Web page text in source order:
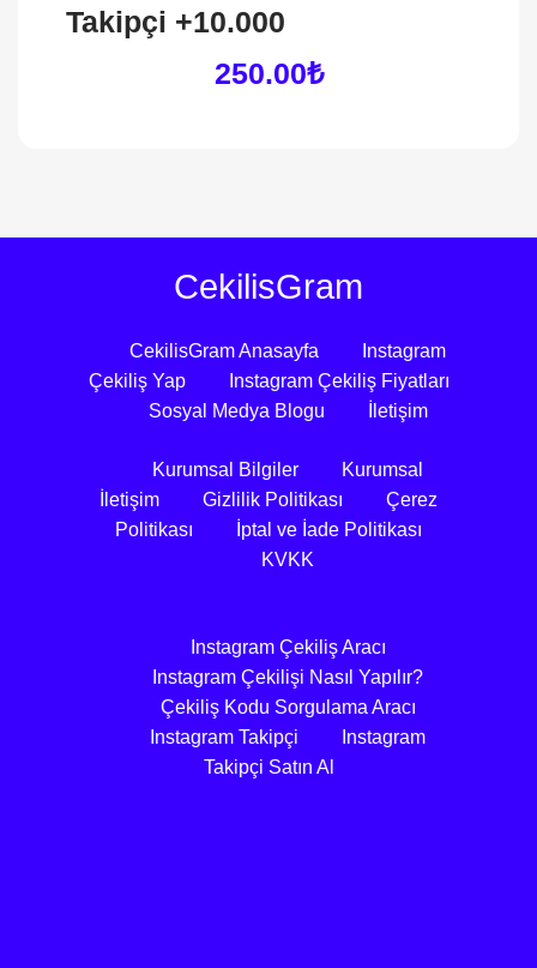
Takipçi +10.000
250.00₺
CekilisGram
CekilisGram Anasayfa
Instagram
Çekiliş Yap
Instagram Çekiliş Fiyatları
Sosyal Medya Blogu
İletişim
Kurumsal Bilgiler
Kurumsal
İletişim
Gizlilik Politikası
Çerez
Politikası
İptal ve İade Politikası
KVKK
Instagram Çekiliş Aracı
Instagram Çekilişi Nasıl Yapılır?
Çekiliş Kodu Sorgulama Aracı
Instagram Takipçi
Instagram
Takipçi Satın Al